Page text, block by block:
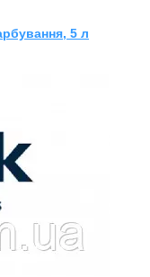
5 л